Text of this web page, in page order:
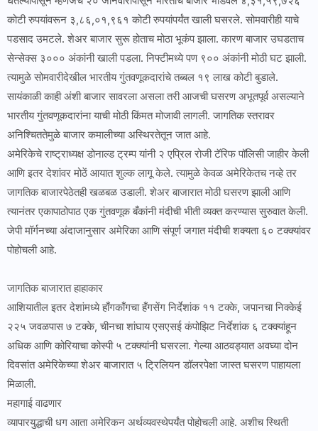
कोटी रुपयांवरून ३,८६,०१,९६१ कोटी रुपयांपर्यंत खाली घसरले. सोमवारीही याचे
पडसाद उमटले. शेअर बाजार सुरू होताच मोठा भूकंप झाला. कारण बाजार उघडताच
सेन्सेक्स ३००० अंकांनी खाली पडला. निफ्टीमध्ये पण ९०० अंकांनी मोठी घट झाली.
त्यामुळे सोमवारीदेखील भारतीय गुंतवणूकदारांचे तब्बल १९ लाख कोटी बुडाले.
सायंकाळी काही अंशी बाजार सावरला असला तरी आजची घसरण अभूतपूर्व असल्याने
भारतीय गुंतवणूकदारांना याची मोठी किंमत मोजावी लागली. जागतिक स्तरावर
अनिश्चिततेमुळे बाजार कमालीच्या अस्थिरतेतून जात आहे.
अमेरिकेचे राष्ट्राध्यक्ष डोनाल्ड ट्रम्प यांनी २ एप्रिल रोजी टॅरिफ पॉलिसी जाहीर केली
आणि इतर देशांवर मोठें आयात शुल्क लागू केले. त्यामुळे केवळ अमेरिकेतच नव्हे तर
जागतिक बाजारपेठेतही खळबळ उडाली. शेअर बाजारात मोठी घसरण झाली आणि
त्यानंतर एकापाठोपाठ एक गुंतवणूक बँकांनी मंदीची भीती व्यक्त करण्यास सुरुवात केली.
जेपी मॉर्गनच्या अंदाजानुसार अमेरिका आणि संपूर्ण जगात मंदीची शक्यता ६० टक्क्यांवर
पोहोचली आहे.
जागतिक बाजारात हाहाकार
आशियातील इतर देशांमध्ये हाँगकाँगचा हँगसेंग निर्देशांक ११ टक्के, जपानचा निक्केई
२२५ जवळपास ७ टक्के, चीनचा शांघाय एसएसई कंपोझिट निर्देशांक ६ टक्क्यांहून
अधिक आणि कोरियाचा कोस्पी ५ टक्क्यांनी घसरला. गेल्या आठवड्यात अवघ्या दोन
दिवसांत अमेरिकेच्या शेअर बाजारात ५ ट्रिलियन डॉलरपेक्षा जास्त घसरण पाहायला
मिळाली.
महागाई वाढणार
व्यापारयुद्धाची धग आता अमेरिकन अर्थव्यवस्थेपर्यंत पोहोचली आहे. अशीच स्थिती